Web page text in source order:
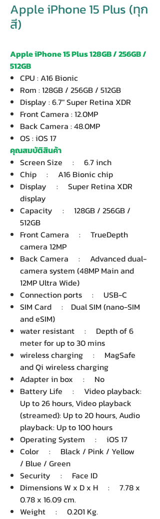
Apple iPhone 15 Plus (ทุก
สี)
Apple iPhone 15 Plus 128GB / 256GB /
512GB
CPU : A16 Bionic
Rom : 128GB / 256GB / 512GB
Display : 6.7" Super Retina XDR
Front Camera : 12.0MP
Back Camera : 48.0MP
OS : iOS 17
คุณสมบัติสินค้า
Screen Size : 6.7 inch
Chip : A16 Bionic chip
Display : Super Retina XDR
display
Capacity : 128GB / 256GB /
512GB
Front Camera : TrueDepth
camera 12MP
Back Camera : Advanced dual-
camera system (48MP Main and
12MP Ultra Wide)
Connection ports : USB-C
SIM Card : Dual SIM (nano-SIM
and eSIM)
water resistant : Depth of 6
meter for up to 30 mins
wireless charging : MagSafe
and Qi wireless charging
Adapter in box : No
Battery Life : Video playback:
Up to 26 hours, Video playback
(streamed): Up to 20 hours, Audio
playback: Up to 100 hours
Operating System : iOS 17
Color : Black / Pink / Yellow
/ Blue / Green
Security : Face ID
Dimensions W x D x H : 7.78 x
0.78 x 16.09 cm.
Weight : 0.201 Kg.